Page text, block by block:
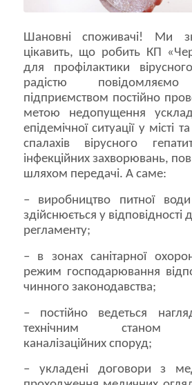
Шановні споживачі! Ми
цікавить, що робить КП
для профілактики
радістю
підприємством постійно
метою недопущення
епідемічної ситуації у місті
спалахів вірусного
інфекційних захворювань,
шляхом передачі. А саме:
– виробництво питної
здійснюється у відповідності
регламенту;
– в зонах санітарної
режим господарювання
чинного законодавства;
– постійно ведеться
технічним станом
каналізаційних споруд;
– укладені договори з